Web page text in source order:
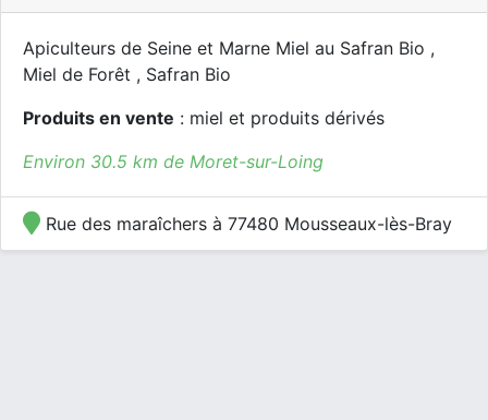
Apiculteurs de Seine et Marne Miel au Safran Bio ,
Miel de Forêt , Safran Bio
Produits en vente : miel et produits dérivés
Environ 30.5 km de Moret-sur-Loing
Rue des maraîchers à 77480 Mousseaux-lès-Bray